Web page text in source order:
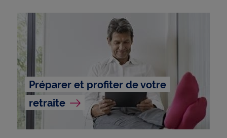
Préparer et profiter de votre
retraite